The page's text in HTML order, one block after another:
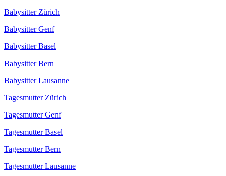
Babysitter Zürich
Babysitter Genf
Babysitter Basel
Babysitter Bern
Babysitter Lausanne
Tagesmutter Zürich
Tagesmutter Genf
Tagesmutter Basel
Tagesmutter Bern
Tagesmutter Lausanne